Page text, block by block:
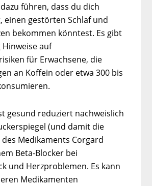
führen, dass du dich
einen gestörten Schlaf und
bekommen könntest. Es gibt
auf
für Erwachsene, die
an Koffein oder etwa 300 bis
gesund reduziert nachweislich
(und damit die
Medikaments Corgard
Beta-Blocker bei
und Herzproblemen. Es kann
Medikamenten